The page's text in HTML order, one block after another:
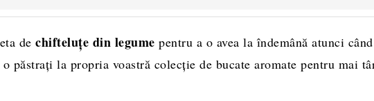
de chifteluţe din legume pentru a o avea la îndemână atunci
o păstraţi la propria voastră colecţie de bucate aromate pentru mai